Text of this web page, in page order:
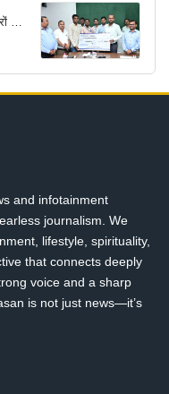
का
and infotainment
journalism. We
lifestyle, spirituality,
that connects deeply
voice and a sharp
is not just news—it’s